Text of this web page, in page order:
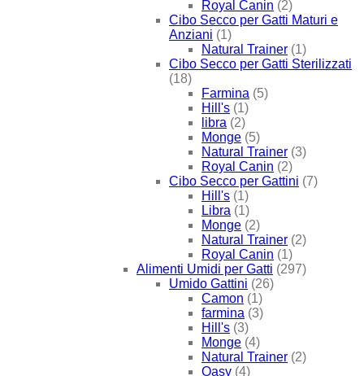
Royal Canin (2)
Cibo Secco per Gatti Maturi e
Anziani (1)
Natural Trainer (1)
Cibo Secco per Gatti Sterilizzati
(18)
Farmina (5)
Hill's (1)
libra (2)
Monge (5)
Natural Trainer (3)
Royal Canin (2)
Cibo Secco per Gattini (7)
Hill's (1)
Libra (1)
Monge (2)
Natural Trainer (2)
Royal Canin (1)
Alimenti Umidi per Gatti (297)
Umido Gattini (26)
Camon (1)
farmina (3)
Hill's (3)
Monge (4)
Natural Trainer (2)
Oasy (4)